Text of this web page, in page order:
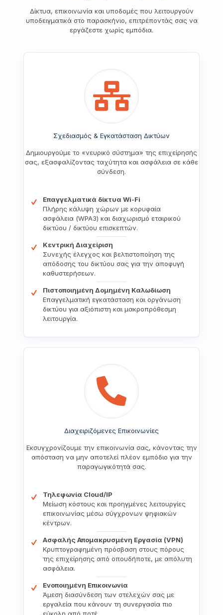
Δίκτυα, επικοινωνία και υποδομές που λειτουργούν
υποδειγματικά στο παρασκήνιο, επιτρέποντάς σας να
εργάζεστε χωρίς εμπόδια.
Σχεδιασμός & Εγκατάσταση Δικτύων
Δημιουργούμε το «νευρικό σύστημα» της επιχείρησής
σας, εξασφαλίζοντας ταχύτητα και ασφάλεια σε κάθε
σύνδεση.
Επαγγελματικά δίκτυα Wi-Fi
Πλήρης κάλυψη χώρων με κορυφαία
ασφάλεια (WPA3) και διαχωρισμό εταιρικού
δικτύου / δικτύου επισκεπτών.
Κεντρική Διαχείριση
Συνεχής έλεγχος και βελτιστοποίηση της
απόδοσης του δικτύου σας για την αποφυγή
καθυστερήσεων.
Πιστοποιημένη Δομημένη Καλωδίωση
Επαγγελματική εγκατάσταση και οργάνωση
δικτύου για αξιόπιστη και μακροπρόθεσμη
λειτουργία.
Διαχειριζόμενες Επικοινωνίες
Εκσυγχρονίζουμε την επικοινωνία σας, κάνοντας την
απόσταση να μην αποτελεί πλέον εμπόδιο για την
παραγωγικότητά σας.
Τηλεφωνία Cloud/IP
Μείωση κόστους και προηγμένες λειτουργίες
επικοινωνίας μέσω σύγχρονων ψηφιακών
κέντρων.
Ασφαλής Απομακρυσμένη Εργασία (VPN)
Κρυπτογραφημένη πρόσβαση στους πόρους
της επιχείρησης από οπουδήποτε, με απόλυτη
ασφάλεια.
Ενοποιημένη Επικοινωνία
Άμεση διασύνδεση των στελεχών σας με
εργαλεία που κάνουν τη συνεργασία πιο
εύκολη από ποτέ.